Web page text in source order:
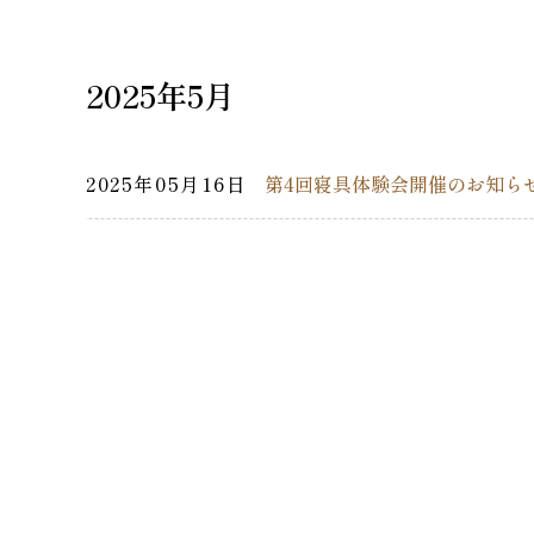
2025年5月
2025年05月16日 第4回寝具体験会開催のお知ら